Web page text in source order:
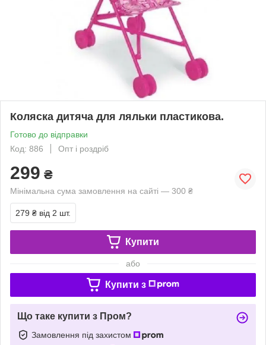
Коляска дитяча для ляльки пластикова.
Готово до відправки
Код: 886
Опт і роздріб
299 ₴
Мінімальна сума замовлення на сайті — 300 ₴
279 ₴ від 2 шт.
Купити
або
Купити з
Що таке купити з Пром?
Замовлення під захистом